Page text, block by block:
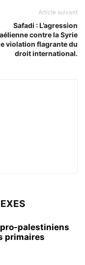
Article suivant
Safadi : L’agression
contre la Syrie
violation flagrante du
droit international.
palestiniens
primaires